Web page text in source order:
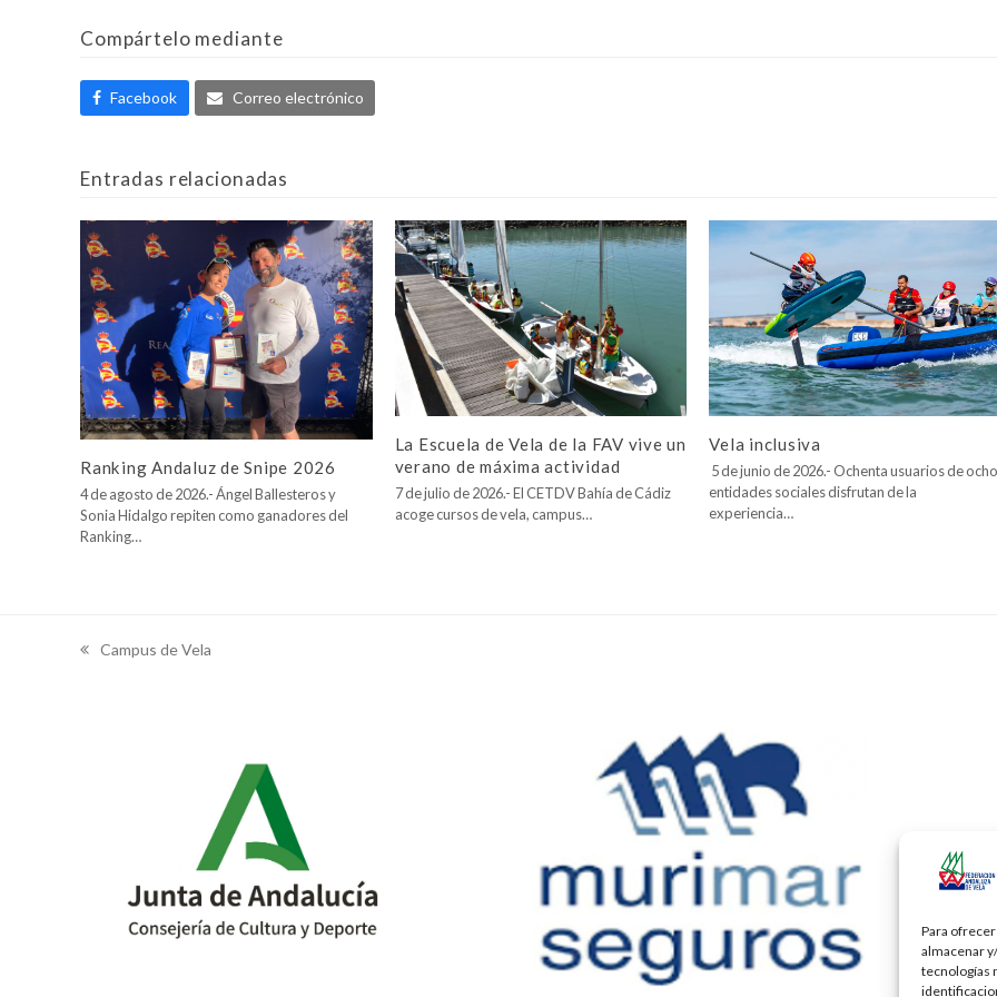
Para
almacenar
tecnologías
Compártelo mediante
Facebook Correo electrónico
Entradas relacionadas
Ranking Andaluz de Snipe 2026
4 de agosto de 2026.- Ángel Ballesteros y
Sonia Hidalgo repiten como ganadores del
Ranking…
La Escuela de Vela de la FAV vive un
verano de máxima actividad
7 de julio de 2026.- El CETDV Bahía de Cádiz
acoge cursos de vela, campus…
Vela inclusiva
5 de junio de 2026.- Ochenta usuarios de
entidades sociales disfrutan de la
experiencia…
previous
Campus de Vela